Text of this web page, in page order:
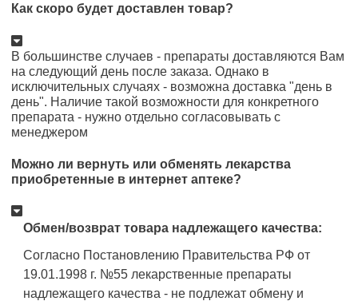
Как скоро будет доставлен товар?
В большинстве случаев - препараты доставляются Вам
на следующий день после заказа. Однако в
исключительных случаях - возможна доставка "день в
день". Наличие такой возможности для конкретного
препарата - нужно отдельно согласовывать с
менеджером
Можно ли вернуть или обменять лекарства
приобретенные в интернет аптеке?
Обмен/возврат товара надлежащего качества:
Согласно Постановлению Правительства РФ от
19.01.1998 г. №55 лекарственные препараты
надлежащего качества - не подлежат обмену и